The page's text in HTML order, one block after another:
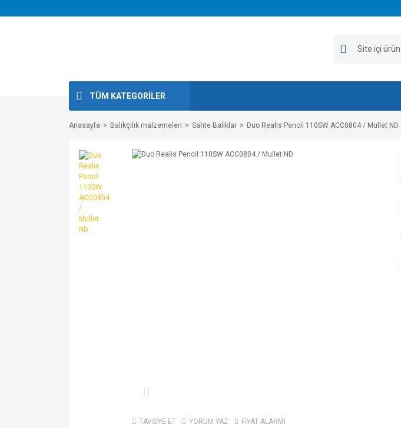
TÜM KATEGORİLER
Anasayfa Balıkçılık malzemeleri Sahte Balıklar Duo Realis Pencil 110SW ACC0804 / Mullet ND
TAVSİYE ET YORUM YAZ FİYAT ALARMI